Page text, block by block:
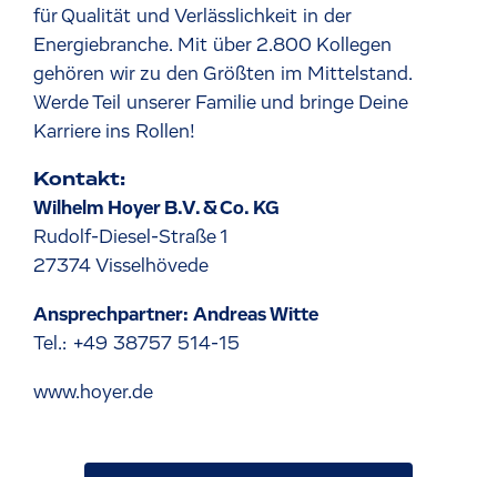
für Qualität und Verlässlichkeit in der
Energiebranche. Mit über 2.800 Kollegen
gehören wir zu den Größten im Mittelstand.
Werde Teil unserer Familie und bringe Deine
Karriere ins Rollen!
Kontakt:
Wilhelm Hoyer B.V. & Co. KG
Rudolf-Diesel-Straße 1
27374 Visselhövede
Ansprechpartner: Andreas Witte
Tel.: +49 38757 514-15
www.hoyer.de